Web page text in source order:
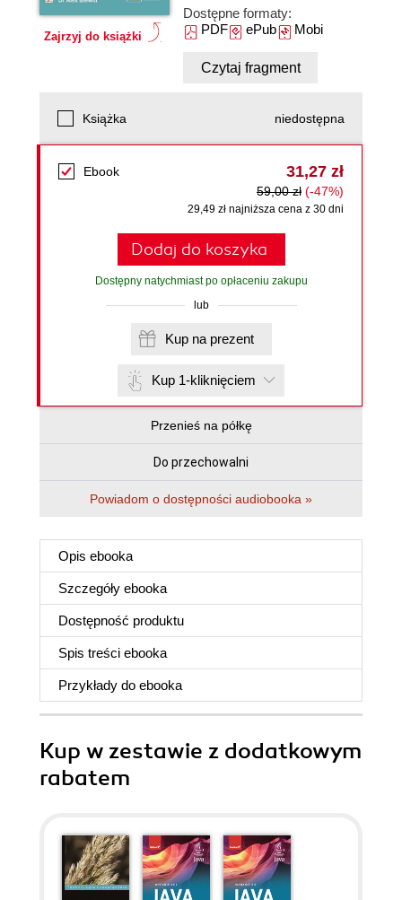
Zajrzyj do książki
Dostępne formaty:
PDFePubMobi
Czytaj fragment
Książka niedostępna
Ebook 31,27 zł
59,00 zł (-47%)
29,49 zł najniższa cena z 30 dni
Dodaj do koszyka
Dostępny natychmiast po opłaceniu zakupu
lub
Kup na prezent
Kup 1-kliknięciem
Przenieś na półkę
Do przechowalni
Powiadom o dostępności audiobooka »
Opis ebooka
Szczegóły ebooka
Dostępność produktu
Spis treści ebooka
Przykłady do ebooka
Kup w zestawie z dodatkowym
rabatem